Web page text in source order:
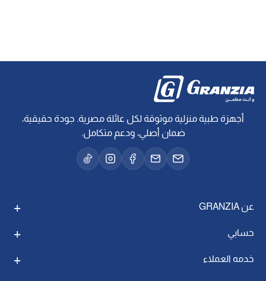
أجهزة طبية منزلية موثوقة لكل عائلة مصرية. جودة حقيقية،
ضمان أصلي، ودعم متكامل.
عن GRANZIA
حسابي
خدمه العملاء